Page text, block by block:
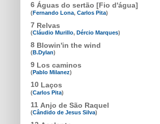
6 Águas do sertão [Fio d'água]
(Fernando Lona, Carlos Pita)
7 Relvas
(Cláudio Murillo, Dércio Marques)
8 Blowin'in the wind
(B.Dylan)
9 Los caminos
(Pablo Milanez)
10 Laços
(Carlos Pita)
11 Anjo de São Raquel
(Cândido de Jesus Silva)